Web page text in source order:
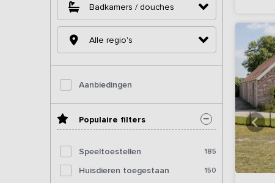
Badkamers / douches
Alle regio's
Aanbiedingen
Populaire filters
Speeltoestellen 185
Huisdieren toegestaan 150